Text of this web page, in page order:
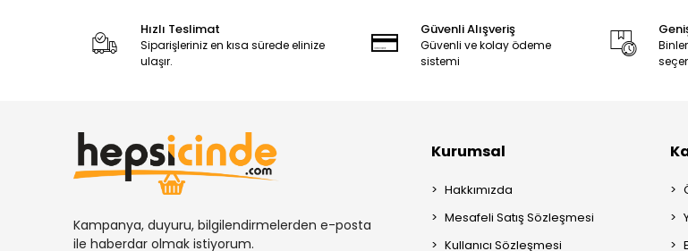
Hızlı Teslimat
Siparişleriniz en kısa sürede elinize
ulaşır.
Güvenli Alışveriş
Güvenli ve kolay ödeme
sistemi
Kampanya, duyuru, bilgilendirmelerden e-posta
ile haberdar olmak istiyorum.
Kurumsal
Hakkımızda
Mesafeli Satış Sözleşmesi
Kullanıcı Sözleşmesi